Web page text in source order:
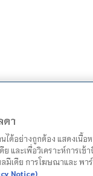
ดา
ได้อย่างถูกต้อง แสดงเนื้
และเพื่อวิเคราะห์การเ
เดีย การโฆษณาและ พาร์
Notice)